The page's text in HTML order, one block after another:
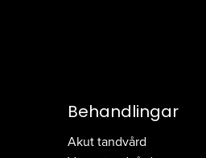
Behandlingar
Akut tandvård